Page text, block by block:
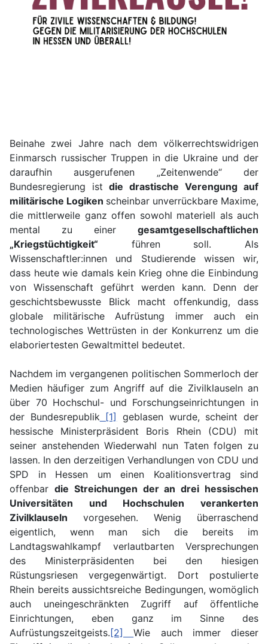
Beinahe zwei Jahre nach dem völkerrechtswidrigen
Einmarsch russischer Truppen in die Ukraine und der
daraufhin ausgerufenen „Zeitenwende“ der
Bundesregierung ist die drastische Verengung auf
militärische Logiken scheinbar unverrückbare Maxime,
die mittlerweile ganz offen sowohl materiell als auch
mental zu einer gesamtgesellschaftlichen
„Kriegstüchtigkeit“ führen soll. Als
Wissenschaftler:innen und Studierende wissen wir,
dass heute wie damals kein Krieg ohne die Einbindung
von Wissenschaft geführt werden kann. Denn der
geschichtsbewusste Blick macht offenkundig, dass
globale militärische Aufrüstung immer auch ein
technologisches Wettrüsten in der Konkurrenz um die
elaboriertesten Gewaltmittel bedeutet.
Nachdem im vergangenen politischen Sommerloch der
Medien häufiger zum Angriff auf die Zivilklauseln an
über 70 Hochschul- und Forschungseinrichtungen in
der Bundesrepublik [1] geblasen wurde, scheint der
hessische Ministerpräsident Boris Rhein (CDU) mit
seiner anstehenden Wiederwahl nun Taten folgen zu
lassen. In den derzeitigen Verhandlungen von CDU und
SPD in Hessen um einen Koalitionsvertrag sind
offenbar die Streichungen der an drei hessischen
Universitäten und Hochschulen verankerten
Zivilklauseln vorgesehen. Wenig überraschend
eigentlich, wenn man sich die bereits im
Landtagswahlkampf verlautbarten Versprechungen
des Ministerpräsidenten bei den hiesigen
Rüstungsriesen vergegenwärtigt. Dort postulierte
Rhein bereits aussichtsreiche Bedingungen, womöglich
auch uneingeschränkten Zugriff auf öffentliche
Einrichtungen, eben ganz im Sinne des
Aufrüstungszeitgeists.[2]Wie auch immer dieser